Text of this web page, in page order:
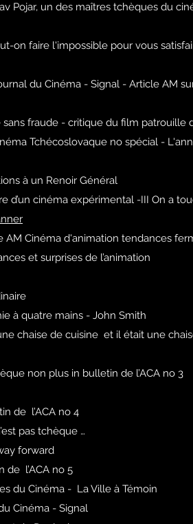
Pojar, un des maîtres tchèques du
on faire l'impossible pour vous
du Cinéma - Signal - Article AM
fraude - critique du film patrouille
Tchécoslovaque no spécial -
à un Renoir Général
d’un cinéma expérimental -III On a
AM Cinéma d'animation tendances
et surprises de l’animation
à quatre mains - John Smith
chaise de cuisine et il était une
non plus in bulletin de l’ACA no 3
de l’ACA no 4
pas tchèque …
forward
de l’ACA no 5
du Cinéma - La Ville à Témoin
Cinéma - Signal